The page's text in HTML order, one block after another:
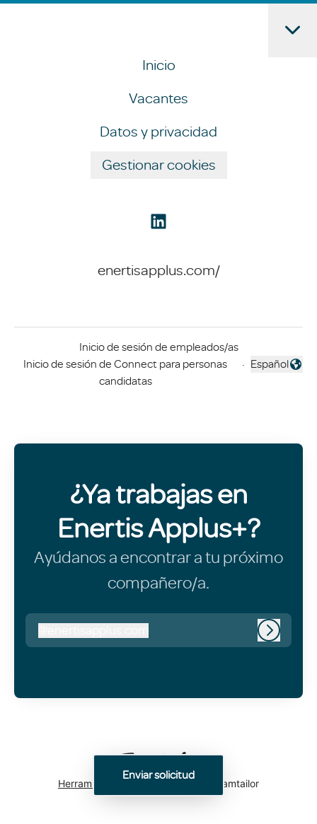
Enviar solicitud
Inicio
Vacantes
Datos y privacidad
Gestionar cookies
enertisapplus.com/
Inicio de sesión de empleados/as
Inicio de sesión de Connect para personas
candidatas
·
Cambiar
Español
¿Ya trabajas en
Enertis Applus+?
Ayúdanos a encontrar a tu próximo
compañero/a.
enertisapplus.com Iniciar
Herramientas de seguimiento de Teamtailor